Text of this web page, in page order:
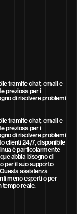
tramite chat, email e
preziosa per i
di risolvere problemi
tramite chat, email e
preziosa per i
di risolvere problemi
clienti 24/7, disponibile
è particolarmente
abbia bisogno di
per il suo supporto
assistenza
meno esperti o per
tempo reale.